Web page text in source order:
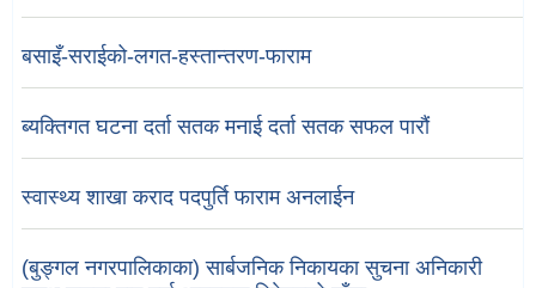
बसाइँ-सराईको-लगत-हस्तान्तरण-फाराम
ब्यक्तिगत घटना दर्ता सतक मनाई दर्ता सतक सफल पारौं
स्वास्थ्य शाखा कराद पदपुर्ति फाराम अनलाईन
(बुङ्गल नगरपालिकाका) सार्बजनिक निकायका सुचना अनिकारी